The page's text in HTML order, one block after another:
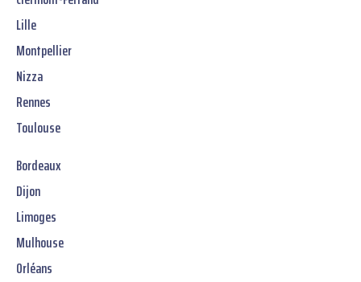
Lille
Montpellier
Nizza
Rennes
Toulouse
Bordeaux
Dijon
Limoges
Mulhouse
Orléans